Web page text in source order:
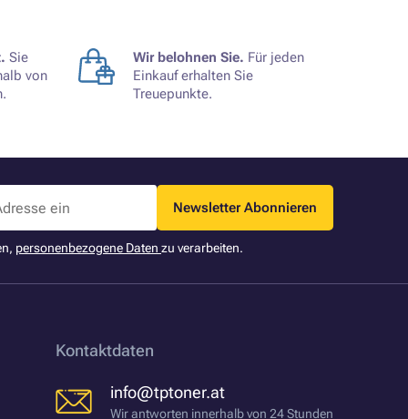
Sie
von
Wir belohnen Sie. Für jeden
Einkauf erhalten Sie
Treuepunkte.
Newsletter Abonnieren
personenbezogene Daten zu verarbeiten.
Kontaktdaten
info@tptoner.at
Wir antworten innerhalb von 24 Stunden